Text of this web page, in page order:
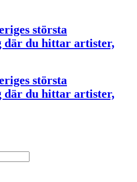
största
du hittar artister,
största
du hittar artister,